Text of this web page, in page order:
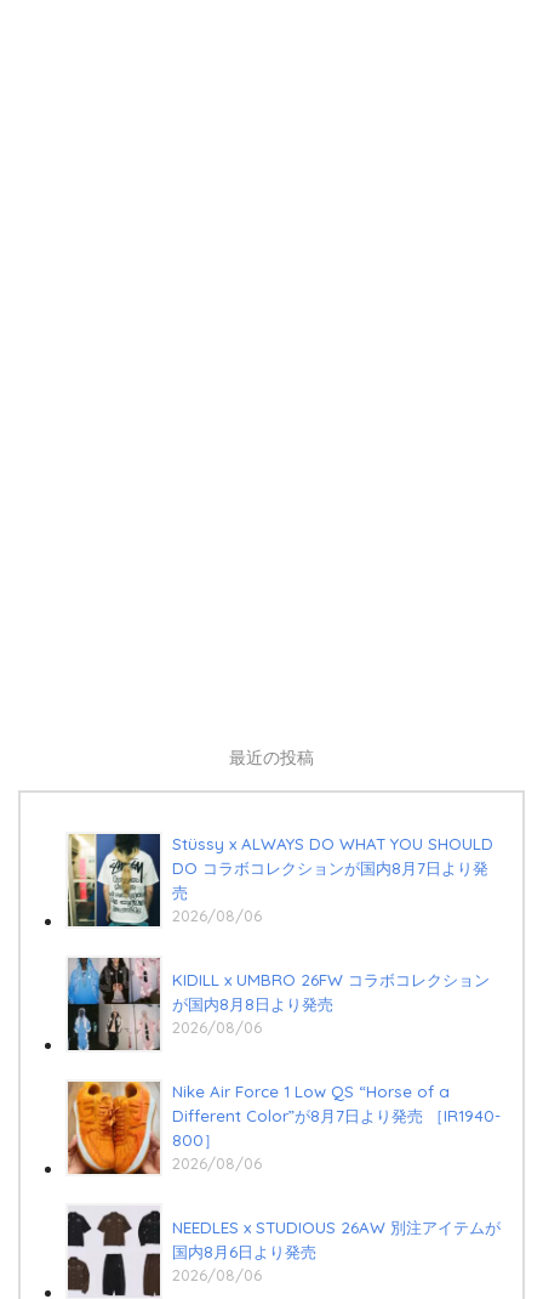
最近の投稿
Stüssy x ALWAYS DO WHAT YOU SHOULD
DO コラボコレクションが国内8月7日より発
売
2026/08/06
KIDILL x UMBRO 26FW コラボコレクション
が国内8月8日より発売
2026/08/06
Nike Air Force 1 Low QS “Horse of a
Different Color”が8月7日より発売 ［IR1940-
800］
2026/08/06
NEEDLES x STUDIOUS 26AW 別注アイテムが
国内8月6日より発売
2026/08/06